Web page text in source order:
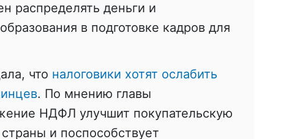
распределять деньги и
в подготовке кадров для
что налоговики хотят ослабить
. По мнению главы
НДФЛ улучшит покупательскую
и поспособствует